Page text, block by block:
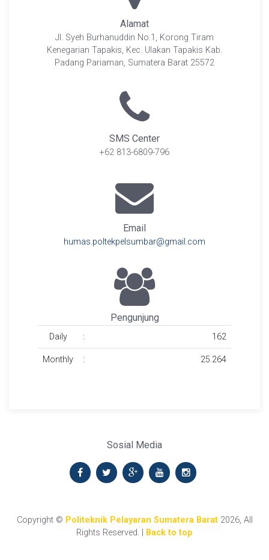
Alamat
Jl. Syeh Burhanuddin No.1, Korong Tiram
Kenegarian Tapakis, Kec. Ulakan Tapakis Kab.
Padang Pariaman, Sumatera Barat 25572
SMS Center
+62 813-6809-796
Email
humas.poltekpelsumbar@gmail.com
Pengunjung
Daily : 162
Monthly : 25.264
Sosial Media
Copyright © Politeknik Pelayaran Sumatera Barat2026, All
Rights Reserved. |
Back to top